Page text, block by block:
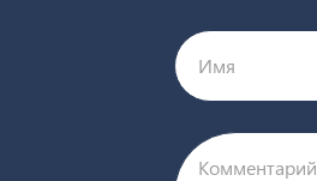
Имя
Комментарий